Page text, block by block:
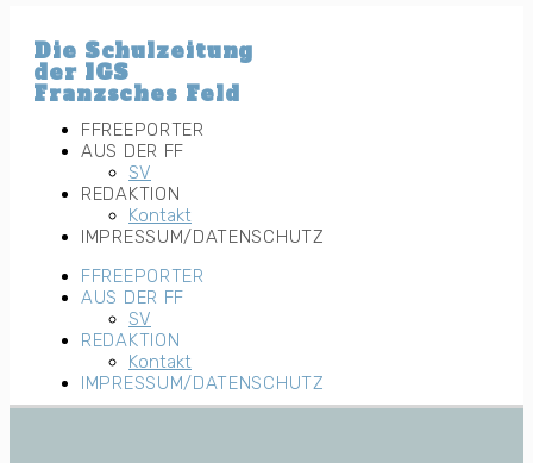
Inhalt
wechseln
Die Schulzeitung
der IGS
Franzsches Feld
FFREEPORTER
AUS DER FF
SV
REDAKTION
Kontakt
IMPRESSUM/DATENSCHUTZ
FFREEPORTER
AUS DER FF
SV
REDAKTION
Kontakt
IMPRESSUM/DATENSCHUTZ